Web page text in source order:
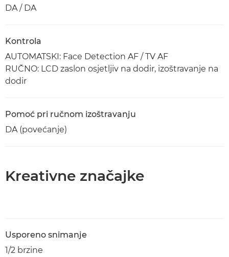
DA / DA
Kontrola
AUTOMATSKI: Face Detection AF / TV AF
RUČNO: LCD zaslon osjetljiv na dodir, izoštravanje na
dodir
Pomoć pri ručnom izoštravanju
DA (povećanje)
Kreativne značajke
Usporeno snimanje
1/2 brzine